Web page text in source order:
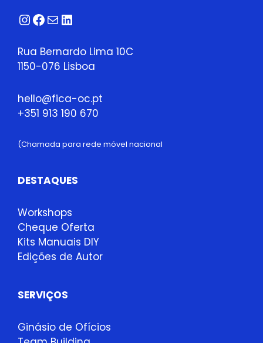
Instagram
Facebook
Correio
LinkedIn
Rua Bernardo Lima 10C
1150-076 Lisboa
hello@fica-oc.pt
+351 913 190 670
(Chamada para rede móvel nacional
DESTAQUES
Workshops
Cheque Oferta
Kits Manuais DIY
Edições de Autor
SERVIÇOS
Ginásio de Ofícios